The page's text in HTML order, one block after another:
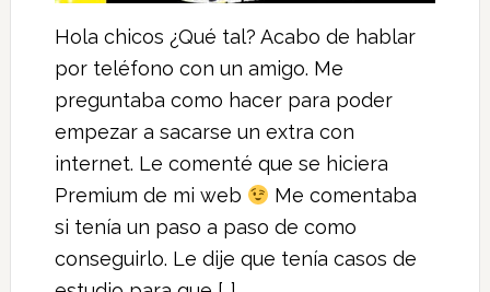
Hola chicos ¿Qué tal? Acabo de hablar
por teléfono con un amigo. Me
preguntaba como hacer para poder
empezar a sacarse un extra con
internet. Le comenté que se hiciera
Premium de mi web
Me comentaba
si tenía un paso a paso de como
conseguirlo. Le dije que tenía casos de